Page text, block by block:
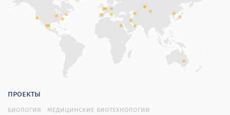
проекты
биология
медицинские биотехнологии